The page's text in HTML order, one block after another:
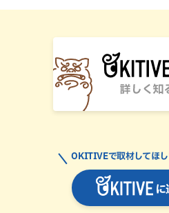
に
OKITIVEで取材してほし